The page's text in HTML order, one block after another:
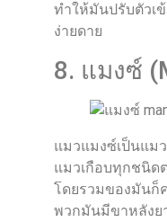
ทำให้มันปรับตัวเ
ง่ายดาย
8. แมงซ์
แมวแมงซ์เป็นแม
แมวเกือบทุกชนิด
โดยรวมของมันก็
พวกมันมีขาหลังย